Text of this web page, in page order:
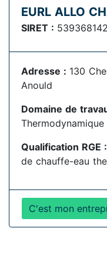
EURL ALLO
SIRET :
Adresse : 130
Anould
Domaine de
Thermodynamique
Qualification RGE :
de chauffe-eau
C'est mon